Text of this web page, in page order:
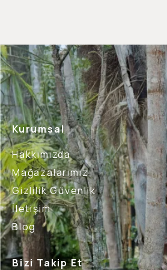
Kurumsal
Hakkımızda
Mağazalarımız
Gizlilik Güvenlik
İletişim
Blog
Bizi Takip Et